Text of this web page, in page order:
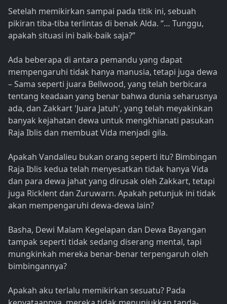
Setelah memikirkan sampai pada titik ini, sebuah
pikiran tiba-tiba terlintas di benak Alda. “… Tunggu,
apakah situasi ini baik-baik saja?”
Ada beberapa di antara pemandu yang dapat
mempengaruhi tidak hanya manusia, tetapi juga dewa
– Sama seperti juara Bellwood, yang telah berbicara
tentang keadaan yang benar bahwa dunia seharusnya
ada, dan Zakkart 'Juara Jatuh', yang telah meyakinkan
banyak kejahatan dewa untuk mengkhianati pasukan
Raja Iblis dan membuat Vida menjadi gila.
Apakah Vandalieu bukan orang seperti itu? Bimbingan
Raja Iblis kedua telah menyesatkan tidak hanya Vida
dan para dewa jahat yang dirusak oleh Zakkart, tetapi
juga Ricklent dan Zuruwarn. Apakah petunjuk ini tidak
akan mempengaruhi dewa-dewa lain?
Basha, Dewi Malam Kegelapan dan Dewa Bayangan
tampak seperti tidak sedang diserang mental, tapi
mungkinkah mereka benar-benar terpengaruh oleh
bimbingannya?
Apakah aku terlalu memikirkan sesuatu? Pada